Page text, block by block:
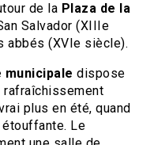
de la Plaza de la
Salvador (XIIIe
abbés (XVIe siècle).
municipale dispose
rafraîchissement
plus en été, quand
étouffante. Le